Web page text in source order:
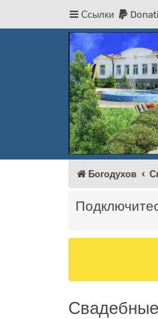
Ссылки
Регистрация
Форум
Богодухов
Богодухов
Свадебные